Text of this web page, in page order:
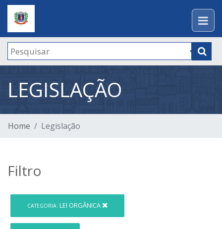
LEGISLAÇÃO
Home Legislação
Filtro
CATEGORIA: LEI ORGÂNICA